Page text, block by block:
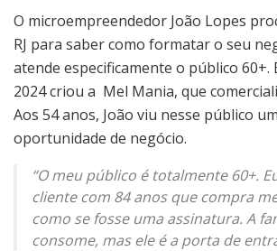
O microempreendedor João Lopes
RJ para saber como formatar o seu
atende especificamente o público 60+.
2024 criou a Mel Mania, que
Aos 54 anos, João viu nesse público
oportunidade de negócio.
“O meu público é totalmente 60+.
cliente com 84 anos que compra
como se fosse uma assinatura. A
consome, mas ele é a porta de